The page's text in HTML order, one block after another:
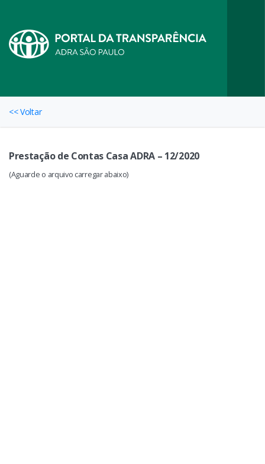
<< Voltar
Prestação de Contas Casa ADRA – 12/2020
(Aguarde o arquivo carregar abaixo)